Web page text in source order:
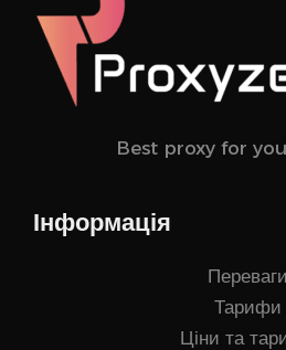
Best proxy for
Інформація
Переваги
Тарифи
Ціни та